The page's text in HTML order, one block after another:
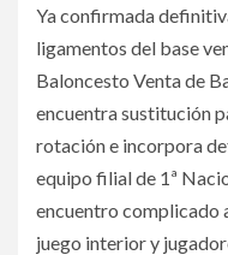
Ya confirmada
ligamentos del base
Baloncesto Venta de
encuentra sustitución
rotación e incorpora
equipo filial de 1ª
encuentro complicado
juego interior y